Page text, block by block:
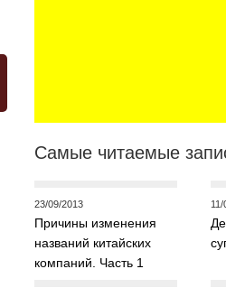
Самые читаемые
23/09/2013
Причины изменения
названий китайских
компаний. Часть 1